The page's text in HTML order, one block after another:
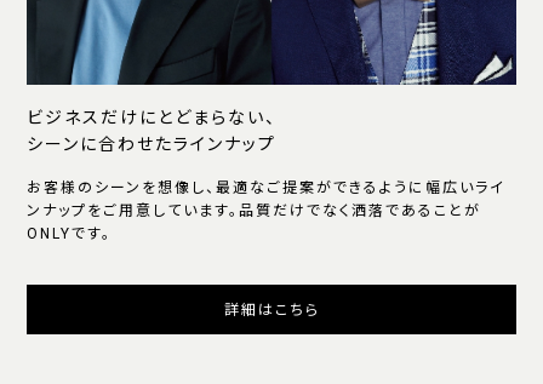
ビジネスだけにとどまらない、
シーンに合わせたラインナップ
お客様のシーンを想像し、最適なご提案ができるように幅広いライ
ンナップをご用意しています。品質だけでなく洒落であることが
ONLYです。
詳細はこちら